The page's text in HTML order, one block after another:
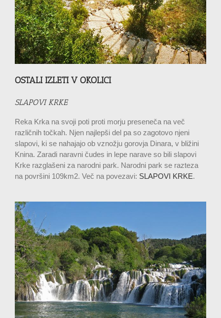
OSTALI IZLETI V OKOLICI
SLAPOVI KRKE
Reka Krka na svoji poti proti morju preseneča na več
različnih točkah. Njen najlepši del pa so zagotovo njeni
slapovi, ki se nahajajo ob vznožju gorovja Dinara, v bližini
Knina. Zaradi naravni čudes in lepe narave so bili slapovi
Krke razglašeni za narodni park. Narodni park se razteza
na površini 109km2. Več na povezavi: SLAPOVI KRKE.